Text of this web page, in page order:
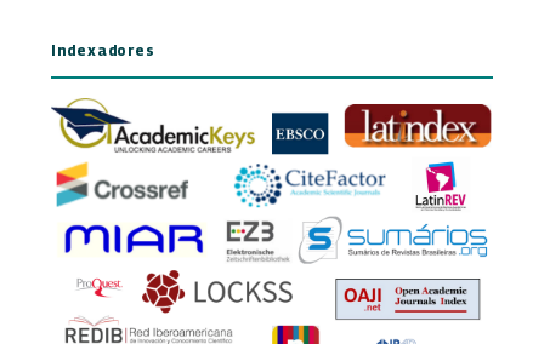
Indexadores